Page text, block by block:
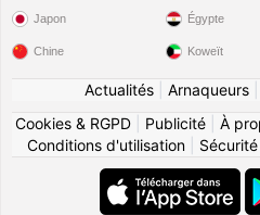
Japon
Chine
Égypte
Koweït
Actualités| Arnaqueurs|
Cookies & RGPD
Publicité À
Conditions d'utilisation|